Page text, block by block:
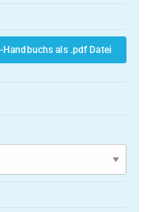
als .pdf Datei